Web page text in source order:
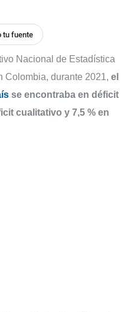
tu fuente
Nacional de Estadística
Colombia, durante 2021, el
se encontraba en déficit
cualitativo y 7,5 % en